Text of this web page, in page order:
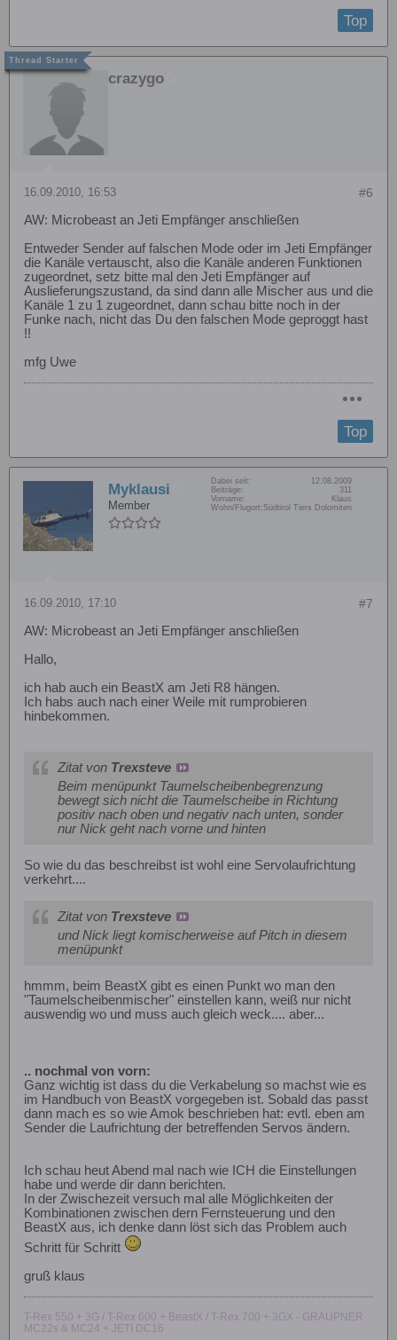
Top
crazygo
#6
16.09.2010, 16:53
AW: Microbeast an Jeti Empfänger anschließen
Entweder Sender auf falschen Mode oder im Jeti Empfänger
die Kanäle vertauscht, also die Kanäle anderen Funktionen
zugeordnet, setz bitte mal den Jeti Empfänger auf
Auslieferungszustand, da sind dann alle Mischer aus und die
Kanäle 1 zu 1 zugeordnet, dann schau bitte noch in der
Funke nach, nicht das Du den falschen Mode geproggt hast
!!
mfg Uwe
Top
Myklausi
Member
Dabei seit:
12.08.2009
Beiträge:
311
Vorname:
Klaus
Wohn/Flugort: Südtirol Tiers Dolomiten
#7
16.09.2010, 17:10
AW: Microbeast an Jeti Empfänger anschließen
Hallo,
ich hab auch ein BeastX am Jeti R8 hängen.
Ich habs auch nach einer Weile mit rumprobieren
hinbekommen.
Zitat von Trexsteve
Beim menüpunkt Taumelscheibenbegrenzung
bewegt sich nicht die Taumelscheibe in Richtung
positiv nach oben und negativ nach unten, sonder
nur Nick geht nach vorne und hinten
So wie du das beschreibst ist wohl eine Servolaufrichtung
verkehrt....
Zitat von Trexsteve
und Nick liegt komischerweise auf Pitch in diesem
menüpunkt
hmmm, beim BeastX gibt es einen Punkt wo man den
"Taumelscheibenmischer" einstellen kann, weiß nur nicht
auswendig wo und muss auch gleich weck.... aber...
.. nochmal von vorn:
Ganz wichtig ist dass du die Verkabelung so machst wie es
im Handbuch von BeastX vorgegeben ist. Sobald das passt
dann mach es so wie Amok beschrieben hat: evtl. eben am
Sender die Laufrichtung der betreffenden Servos ändern.
Ich schau heut Abend mal nach wie ICH die Einstellungen
habe und werde dir dann berichten.
In der Zwischezeit versuch mal alle Möglichkeiten der
Kombinationen zwischen dern Fernsteuerung und den
BeastX aus, ich denke dann löst sich das Problem auch
Schritt für Schritt
gruß klaus
T-Rex 550 + 3G / T-Rex 600 + BeastX / T-Rex 700 + 3GX - GRAUPNER
MC22s & MC24 + JETI DC16